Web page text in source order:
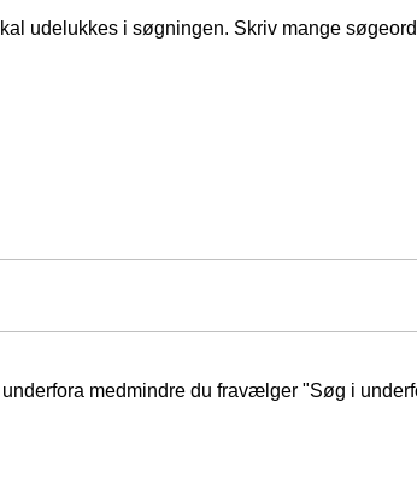
udelukkes i søgningen. Skriv mange
medmindre du fravælger "Søg i